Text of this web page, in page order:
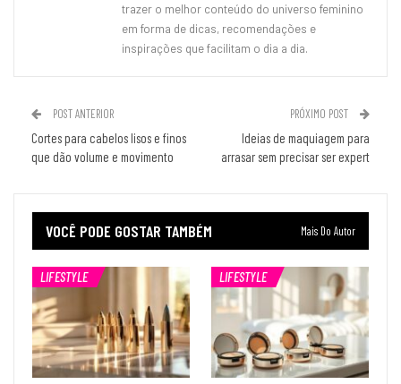
trazer o melhor conteúdo do universo feminino
em forma de dicas, recomendações e
inspirações que facilitam o dia a dia.
POST ANTERIOR
Cortes para cabelos lisos e finos
que dão volume e movimento
PRÓXIMO POST
Ideias de maquiagem para
arrasar sem precisar ser expert
VOCÊ PODE GOSTAR TAMBÉM Mais Do Autor
LIFESTYLE LIFESTYLE